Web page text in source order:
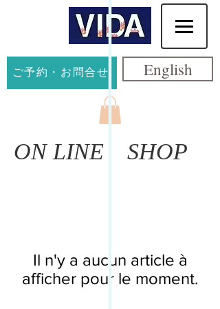
ご予約・お問合せ English
​ON LINE SHOP
Il n'y a aucun article à
afficher pour le moment.